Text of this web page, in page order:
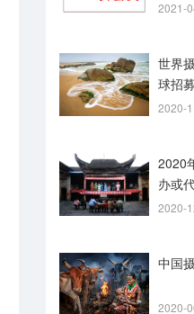
2021-
世界
球招募
2020-
2020
办或
2020-
中国
2020-